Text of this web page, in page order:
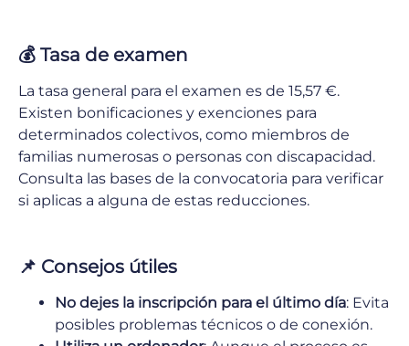
💰 Tasa de examen
La tasa general para el examen es de 15,57 €.
Existen bonificaciones y exenciones para
determinados colectivos, como miembros de
familias numerosas o personas con discapacidad.
Consulta las bases de la convocatoria para verificar
si aplicas a alguna de estas reducciones.
📌 Consejos útiles
No dejes la inscripción para el último día: Evita
posibles problemas técnicos o de conexión.